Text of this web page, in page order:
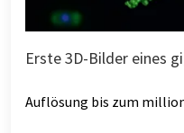
Erste 3D-Bilder eines
Auflösung bis zum